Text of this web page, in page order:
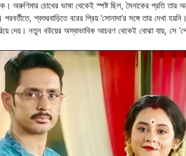
অরুণিমার চোখের ভাষা থেকেই স্পষ্ট ছিল, মৈনাকের প্রতি
শ্বশুরবাড়িতে বরের প্রিয় ‘সোনাদা’র সঙ্গে তার দেখা
দেয়। নতুন বউয়ের অস্বাভাবিক আচরণ থেকেই বোঝা যায়, সে